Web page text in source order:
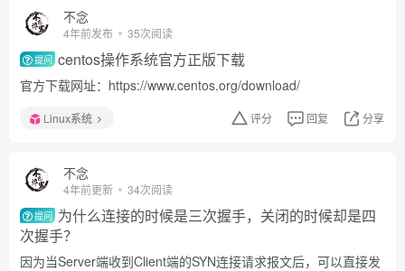
不念
4年前发布 35次阅读
提问 centos操作系统官方正版下载
官方下载网址：https://www.centos.org/download/
Linux系统 评分 回复 分享
不念
4年前更新 34次阅读
提问 为什么连接的时候是三次握手，关闭的时候却是四
次握手？
因为当Server端收到Client端的SYN连接请求报文后，可以直接发